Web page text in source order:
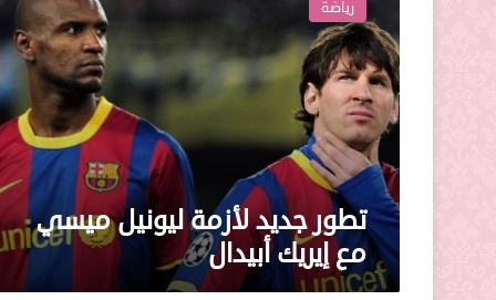
لأزمة
ليونيل
ميسي
مع
إيريك
أبيدال
رياضة
تطور جديد لأزمة ليونيل ميسي
مع إيريك أبيدال